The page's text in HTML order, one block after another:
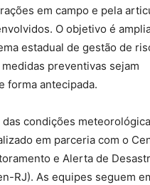
em campo e pela
O objetivo é
estadual de gestão de
preventivas sejam
forma antecipada.
condições
em parceria com o
e Alerta de
RJ). As equipes seguem